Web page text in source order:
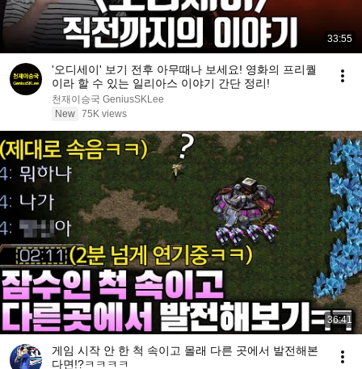
33:55
'오디세이' 보기 전후 아무때나 보세요! 영화의 프리퀄
이라 할 수 있는 일리아스 이야기 간단 정리!
천재이승국 GeniusSKLee
New 75K views
36:41
게임 시작 안 한 척 속이고 몰래 다른 곳에서 발전해본
다면!?ㅋㅋㅋㅋ